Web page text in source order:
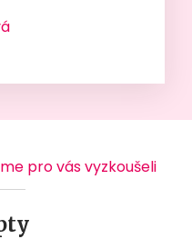
pro vás vyzkoušeli